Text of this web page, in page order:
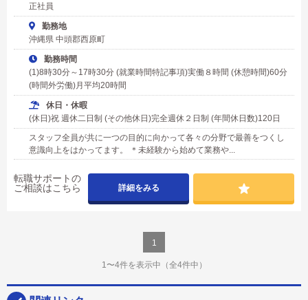
正社員
勤務地
沖縄県 中頭郡西原町
勤務時間
(1)8時30分～17時30分 (就業時間特記事項)実働８時間 (休憩時間)60分
(時間外労働)月平均20時間
休日・休暇
(休日)祝 週休二日制 (その他休日)完全週休２日制 (年間休日数)120日
スタッフ全員が共に一つの目的に向かって各々の分野で最善をつくし
意識向上をはかってます。 ＊未経験から始めて業務や...
転職サポートの
ご相談はこちら
詳細をみる
1
1〜4件を表示中 （全4件中）